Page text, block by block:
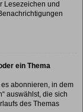
Lesezeichen und
ein Thema
abonnieren, in dem
auswählst, die sich
des Themas